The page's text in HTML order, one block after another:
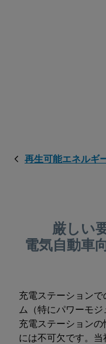
再生可能エネルギ
厳しい
電気自動車
充電ステーション
ム（特にパワーモジ
充電ステーション
には不可欠です。